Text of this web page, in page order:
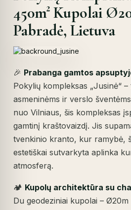
450m² Kupolai
Pabradė, Lietuva
🎉 Prabanga gamtos
Pokylių kompleksas „Jusinė“
asmeninėms ir verslo
nuo Vilniaus, šis kompleksas
gamtinį kraštovaizdį. Jis
tvenkinio kranto, kur ramybė,
estetiškai sutvarkyta aplinka
atmosferą.
🏕️ Kupolų architektūra su
Du geodeziniai kupolai –